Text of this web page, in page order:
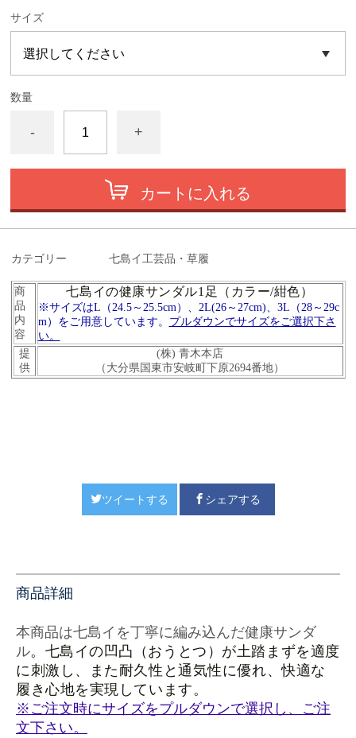
サイズ
数量
- +
カートに入れる
カテゴリー 七島イ工芸品・草履
商
品
内
容
七島イの健康サンダル1足（カラー/紺色）
※サイズはL （24.5～25.5cm）、2L(26～27cm)、3L（28～29c
m）をご用意しています。 プルダウンでサイズをご選択下さ
い。
提
供
(株) 青木本店
（大分県国東市安岐町下原2694番地）
ツイートする シェアする
商品詳細
本商品は七島イを丁寧に編み込んだ健康サンダ
ル。七島イの凹凸（おうとつ）が土踏まずを適度
に刺激し、また耐久性と通気性に優れ、快適な
履き心地を実現しています。
※ご注文時にサイズをプルダウンで選択し、ご注
文下さい。